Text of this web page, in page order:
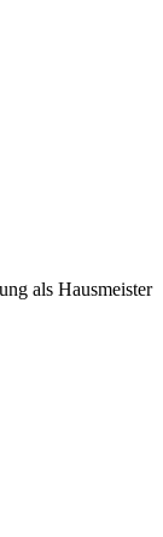
als Hausmeister